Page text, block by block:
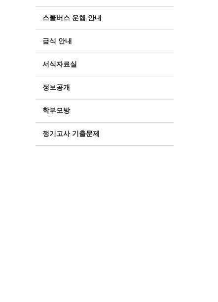
스쿨버스 운행 안내
급식 안내
서식자료실
정보공개
학부모방
정기고사 기출문제